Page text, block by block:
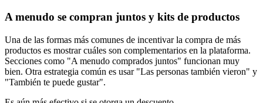
A menudo se compran juntos y kits de productos
Una de las formas más comunes de incentivar la compra de más
productos es mostrar cuáles son complementarios en la plataforma.
Secciones como "A menudo comprados juntos" funcionan muy
bien. Otra estrategia común es usar "Las personas también vieron" y
"También te puede gustar".